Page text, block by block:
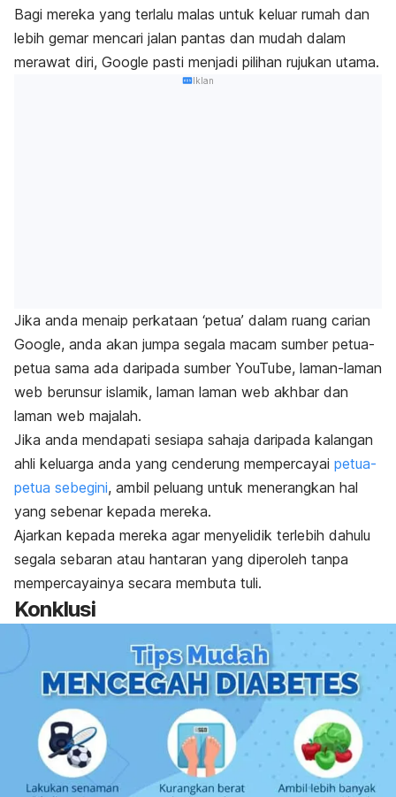
Bagi mereka yang terlalu malas untuk keluar rumah dan
lebih gemar mencari jalan pantas dan mudah dalam
merawat diri, Google pasti menjadi pilihan rujukan utama.
Iklan
Jika anda menaip perkataan ‘petua’ dalam ruang carian
Google, anda akan jumpa segala macam sumber petua-
petua sama ada daripada sumber YouTube, laman-laman
web berunsur islamik, laman laman web akhbar dan
laman web majalah.
Jika anda mendapati sesiapa sahaja daripada kalangan
ahli keluarga anda yang cenderung mempercayai petua-
petua sebegini, ambil peluang untuk menerangkan hal
yang sebenar kepada mereka.
Ajarkan kepada mereka agar menyelidik terlebih dahulu
segala sebaran atau hantaran yang diperoleh tanpa
mempercayainya secara membuta tuli.
Konklusi